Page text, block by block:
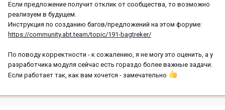
Если предложение получит отклик от сообщества, то возможно
реализуем в будущем.
Инструкция по созданию багов/предложений на этом форуме:
https://community.abt.team/topic/191-bagtreker/
По поводу корректности - к сожалению, я не могу это оценить, а у
разработчика модуля сейчас есть гораздо более важные задачи.
Если работает так, как вам хочется - замечательно